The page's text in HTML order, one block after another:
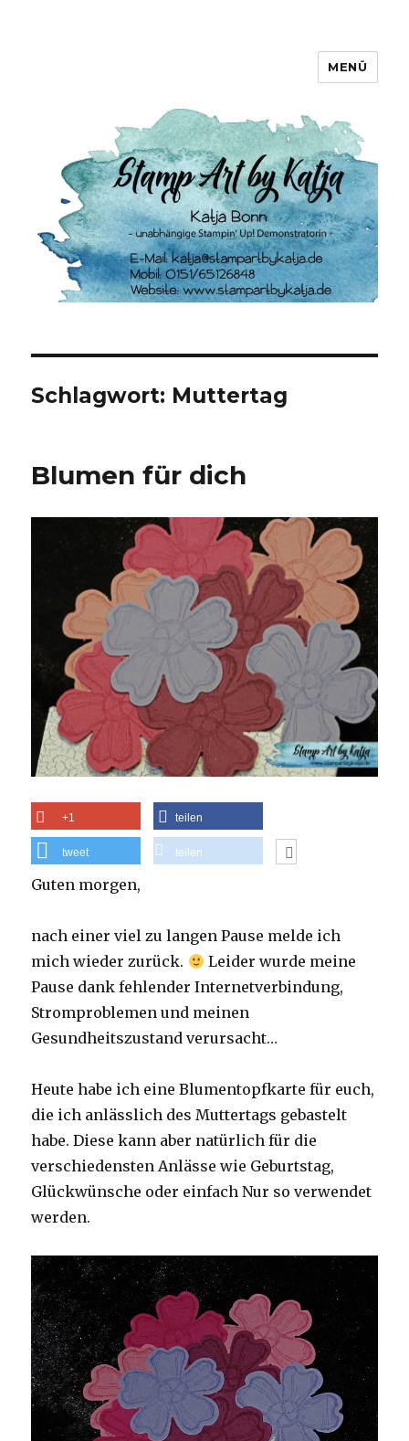
MENÜ
Schlagwort: Muttertag
Blumen für dich
+1 teilen
tweet teilen
Guten morgen,
nach einer viel zu langen Pause melde ich
mich wieder zurück.
Leider wurde meine
Pause dank fehlender Internetverbindung,
Stromproblemen und meinen
Gesundheitszustand verursacht…
Heute habe ich eine Blumentopfkarte für euch,
die ich anlässlich des Muttertags gebastelt
habe. Diese kann aber natürlich für die
verschiedensten Anlässe wie Geburtstag,
Glückwünsche oder einfach Nur so verwendet
werden.